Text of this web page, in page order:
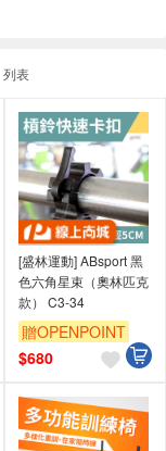
列表
[盛林運動] ABsport 黑
色六角星束（奧林匹克
款） C3-34
贈OPENPOINT
$680